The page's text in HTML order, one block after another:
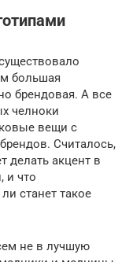
большая
брендовая. А все
челноки
вещи с
Считалось,
делать акцент в
и что
станет такое
не в лучшую